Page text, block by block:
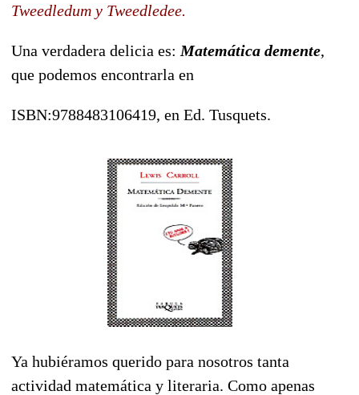
Tweedledum y Tweedledee.
Una verdadera delicia es: Matemática demente,
que podemos encontrarla en
ISBN:9788483106419, en Ed. Tusquets.
Ya hubiéramos querido para nosotros tanta
actividad matemática y literaria. Como apenas